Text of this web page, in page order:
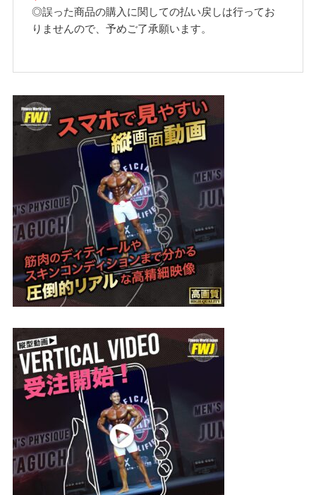
◎誤った商品の購入に関しての払い戻しは行ってお
りませんので、予めご了承願います。